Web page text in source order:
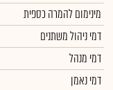
מינימום להמרה כספית
דמי ניהול משתנים
דמי מנהל
דמי נאמן